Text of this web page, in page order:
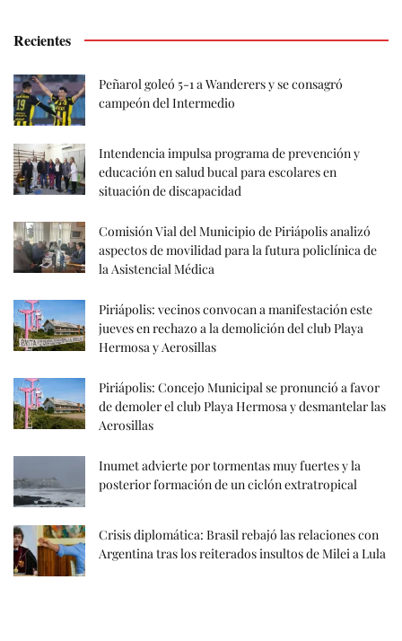
Recientes
Peñarol goleó 5-1 a Wanderers y se consagró
campeón del Intermedio
Intendencia impulsa programa de prevención y
educación en salud bucal para escolares en
situación de discapacidad
Comisión Vial del Municipio de Piriápolis analizó
aspectos de movilidad para la futura policlínica de
la Asistencial Médica
Piriápolis: vecinos convocan a manifestación este
jueves en rechazo a la demolición del club Playa
Hermosa y Aerosillas
Piriápolis: Concejo Municipal se pronunció a favor
de demoler el club Playa Hermosa y desmantelar las
Aerosillas
Inumet advierte por tormentas muy fuertes y la
posterior formación de un ciclón extratropical
Crisis diplomática: Brasil rebajó las relaciones con
Argentina tras los reiterados insultos de Milei a Lula